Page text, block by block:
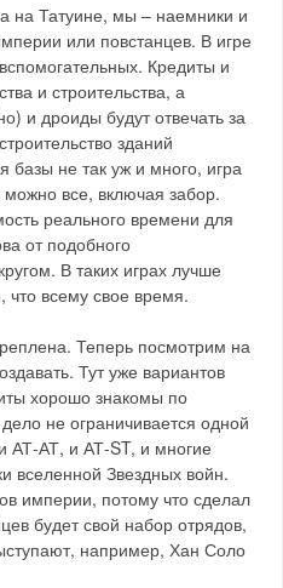
на Татуине, мы – наемники и
или повстанцев. В игре
Кредиты и
и строительства, а
и дроиды будут отвечать за
зданий
базы не так уж и много, игра
все, включая забор.
реального времени для
от подобного
В таких играх лучше
что всему свое время.
Теперь посмотрим на
Тут уже вариантов
хорошо знакомы по
не ограничивается одной
АТ-АТ, и АТ-ST, и многие
вселенной Звездных войн.
империи, потому что сделал
будет свой набор отрядов,
например, Хан Соло